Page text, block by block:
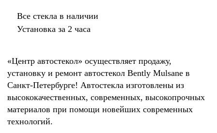
Все стекла в наличии
Установка за 2 часа
«Центр автостекол» осуществляет продажу,
установку и ремонт автостекол Bently Mulsane в
Санкт-Петербурге! Автостекла изготовлены из
высококачественных, современных, высокопрочных
материалов при помощи новейших современных
технологий.